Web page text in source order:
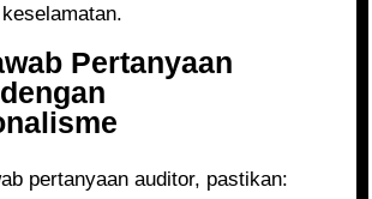
Pertanyaan
pertanyaan auditor, pastikan: